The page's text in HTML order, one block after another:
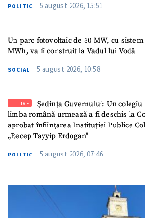
POLITIC 5 august 2026, 15:51
Un parc fotovoltaic de 30 MW, cu sistem
MWh, va fi construit la Vadul lui Vodă
SOCIAL 5 august 2026, 10:58
LIVE
Ședința Guvernului: Un
limba română urmează a fi deschis la
aprobat înființarea Instituției Publice
„Recep Tayyip Erdogan”
POLITIC 5 august 2026, 07:46